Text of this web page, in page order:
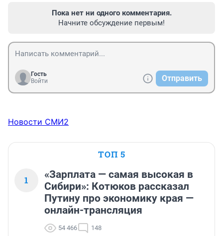
Пока нет ни одного комментария.
Начните обсуждение первым!
Гость
Войти
Отправить
Новости СМИ2
ТОП 5
1
«Зарплата — самая высокая в
Сибири»: Котюков рассказал
Путину про экономику края —
онлайн-трансляция
54 466 148